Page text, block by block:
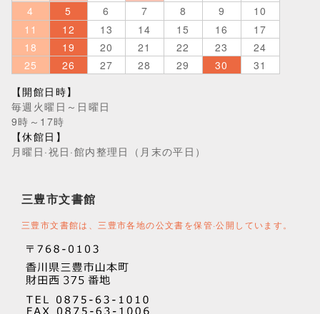
4
5 6 7 8 9
10
11
12 13 14 15 16
17
18
19 20 21 22 23
24
25
26 27 28 29 30
31
【開館日時】
毎週火曜日～日曜日
9時～17時
【休館日】
月曜日·祝日·館内整理日（月末の平日）
三豊市文書館
三豊市文書館は、三豊市各地の公文書を保管·公開しています。